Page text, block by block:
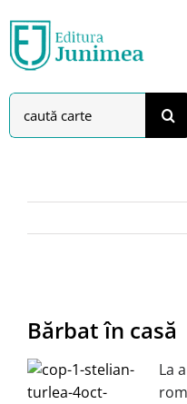
to
content
Search
for:
Larger
Image
Bărbat în casă
La